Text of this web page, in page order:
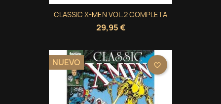
CLASSIC X-MEN VOL.2 COMPLETA
29,95 €
NUEVO favorite_border